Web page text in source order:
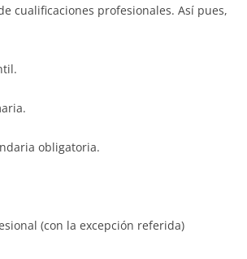
cualificaciones profesionales. Así pues,
obligatoria.
(con la excepción referida)